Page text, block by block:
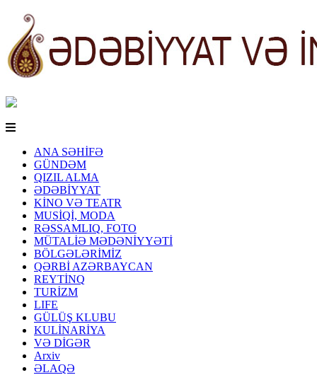
ANA SƏHİFƏ
GÜNDƏM
QIZIL ALMA
ƏDƏBİYYAT
KİNO VƏ TEATR
MUSİQİ, MODA
RƏSSAMLIQ, FOTO
MÜTALİƏ MƏDƏNİYYƏTİ
BÖLGƏLƏRİMİZ
QƏRBİ AZƏRBAYCAN
REYTİNQ
TURİZM
LIFE
GÜLÜŞ KLUBU
KULİNARİYA
VƏ DİGƏR
Arxiv
ƏLAQƏ